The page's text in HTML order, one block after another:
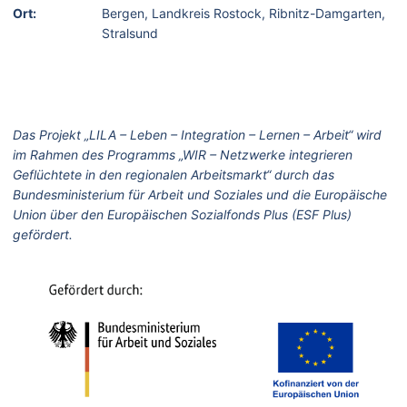
Ort:
Bergen, Landkreis Rostock, Ribnitz-Damgarten,
Stralsund
Das Projekt „LILA – Leben – Integration – Lernen – Arbeit“ wird
im Rahmen des Programms „WIR – Netzwerke integrieren
Geflüchtete in den regionalen Arbeitsmarkt“ durch das
Bundesministerium für Arbeit und Soziales und die Europäische
Union über den Europäischen Sozialfonds Plus (ESF Plus)
gefördert.